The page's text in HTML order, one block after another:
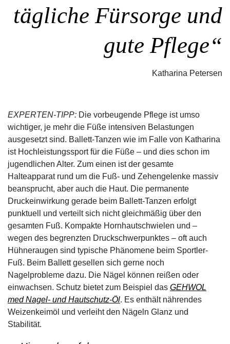
tägliche Fürsorge und
gute Pflege“
Katharina Petersen
EXPERTEN-TIPP: Die vorbeugende Pflege ist umso
wichtiger, je mehr die Füße intensiven Belastungen
ausgesetzt sind. Ballett-Tanzen wie im Falle von Katharina
ist Hochleistungssport für die Füße – und dies schon im
jugendlichen Alter. Zum einen ist der gesamte
Halteapparat rund um die Fuß- und Zehengelenke massiv
beansprucht, aber auch die Haut. Die permanente
Druckeinwirkung gerade beim Ballett-Tanzen erfolgt
punktuell und verteilt sich nicht gleichmäßig über den
gesamten Fuß. Kompakte Hornhautschwielen und –
wegen des begrenzten Druckschwerpunktes – oft auch
Hühneraugen sind typische Phänomene beim Sportler-
Fuß. Beim Ballett gesellen sich gerne noch
Nagelprobleme dazu. Die Nägel können reißen oder
einwachsen. Schutz bietet zum Beispiel das GEHWOL
med Nagel- und Hautschutz-Öl. Es enthält nährendes
Weizenkeimöl und verleiht den Nägeln Glanz und
Stabilität.